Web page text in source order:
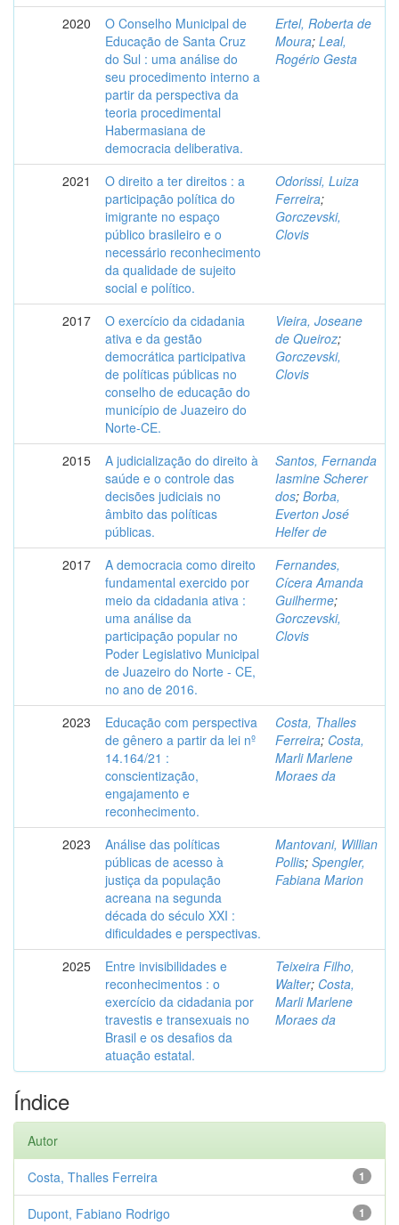
2020
O Conselho Municipal de
Educação de Santa Cruz
do Sul : uma análise do
seu procedimento interno a
partir da perspectiva da
teoria procedimental
Habermasiana de
democracia deliberativa.
Ertel, Roberta de
Moura; Leal,
Rogério Gesta
2021
O direito a ter direitos : a
participação política do
imigrante no espaço
público brasileiro e o
necessário reconhecimento
da qualidade de sujeito
social e político.
Odorissi, Luiza
Ferreira;
Gorczevski,
Clovis
2017
O exercício da cidadania
ativa e da gestão
democrática participativa
de políticas públicas no
conselho de educação do
município de Juazeiro do
Norte-CE.
Vieira, Joseane
de Queiroz;
Gorczevski,
Clovis
2015
A judicialização do direito à
saúde e o controle das
decisões judiciais no
âmbito das políticas
públicas.
Santos, Fernanda
Iasmine Scherer
dos; Borba,
Everton José
Helfer de
2017
A democracia como direito
fundamental exercido por
meio da cidadania ativa :
uma análise da
participação popular no
Poder Legislativo Municipal
de Juazeiro do Norte - CE,
no ano de 2016.
Fernandes,
Cícera Amanda
Guilherme;
Gorczevski,
Clovis
2023
Educação com perspectiva
de gênero a partir da lei nº
14.164/21 :
conscientização,
engajamento e
reconhecimento.
Costa, Thalles
Ferreira; Costa,
Marli Marlene
Moraes da
2023
Análise das políticas
públicas de acesso à
justiça da população
acreana na segunda
década do século XXI :
dificuldades e perspectivas.
Mantovani, Willian
Pollis; Spengler,
Fabiana Marion
2025
Entre invisibilidades e
reconhecimentos : o
exercício da cidadania por
travestis e transexuais no
Brasil e os desafios da
atuação estatal.
Teixeira Filho,
Walter; Costa,
Marli Marlene
Moraes da
Índice
Autor
1
Costa, Thalles Ferreira
1
Dupont, Fabiano Rodrigo